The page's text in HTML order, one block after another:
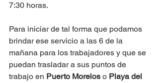
7:30 horas.
Para iniciar de tal forma que podamos
brindar ese servicio a las 6 de la
mañana para los trabajadores y que se
puedan trasladar a sus puntos de
trabajo en Puerto Morelos o Playa del